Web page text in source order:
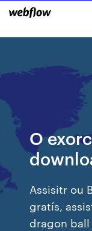
O
Assisitr ou
gratís,
dragon